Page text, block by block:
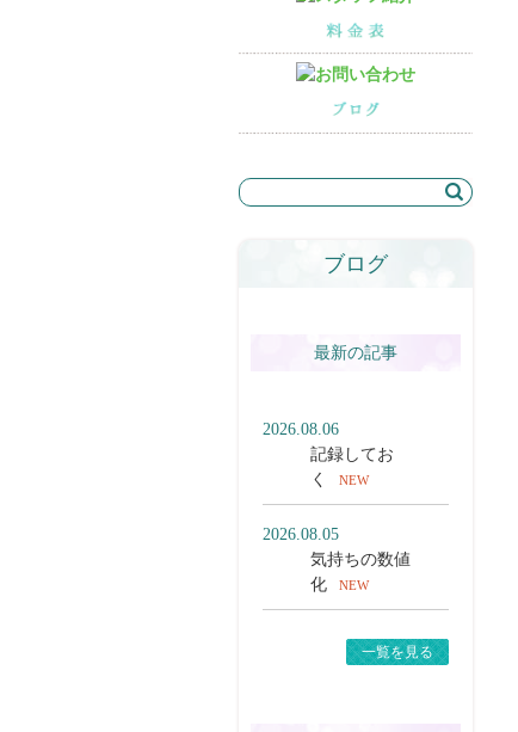
ブログ
最新の記事
2026.08.06
記録してお
く
NEW
2026.08.05
気持ちの数値
化
NEW
一覧を見る